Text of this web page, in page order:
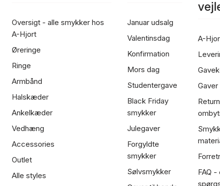
Oversigt - alle smykker hos
A-Hjort
Øreringe
Ringe
Armbånd
Halskæder
Ankelkæder
Vedhæng
Accessories
Outlet
Alle styles
Januar udsalg
Valentinsdag
Konfirmation
Mors dag
Studentergave
Black Friday
smykker
Julegaver
Forgyldte
smykker
Sølvsmykker
A-
FAQ